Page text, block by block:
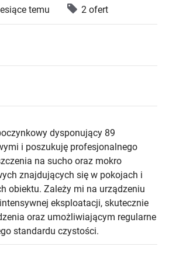
temu 2 ofert
dysponujący 89
i poszukuję profesjonalnego
na sucho oraz mokro
znajdujących się w pokojach i
obiektu. Zależy mi na urządzeniu
eksploatacji, skutecznie
oraz umożliwiającym regularne
standardu czystości.